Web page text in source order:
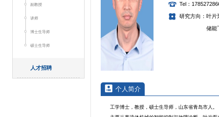
副教授
讲师
博士生导师
硕士生导师
人才招聘
Tel：
研究方向：叶片
储能飞轮用永
个人简介
工学博士，教授，硕士生导师，山东省青岛市人。